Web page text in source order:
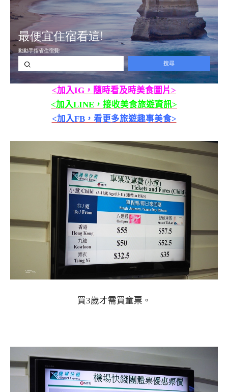
<加入IG，隨時看及時美食圖片>
<加入LINE，接收美食旅遊資訊>
<加入FB，看更多旅遊趣事美食>
買3歲才需買童票。